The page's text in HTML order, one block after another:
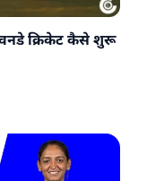
क्रिकेट कैसे शुरू